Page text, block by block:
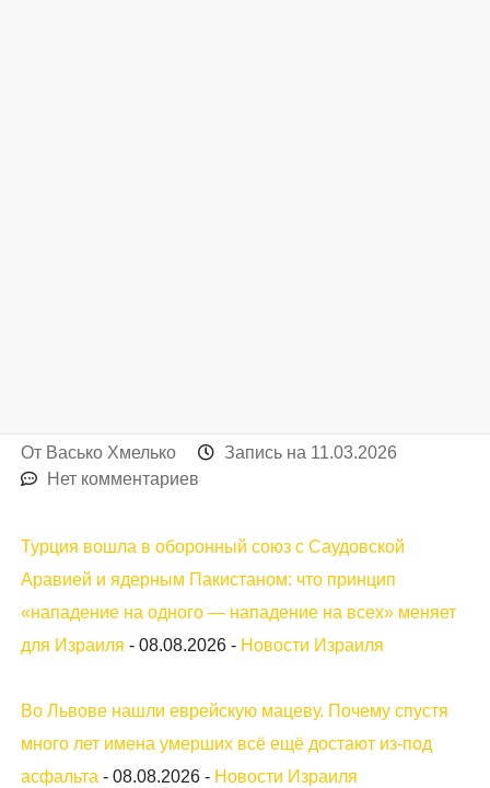
От Васько Хмелько Запись на 11.03.2026
Нет комментариев
Турция вошла в оборонный союз с Саудовской
Аравией и ядерным Пакистаном: что принцип
«нападение на одного — нападение на всех» меняет
для Израиля -08.08.2026 - Новости Израиля
Во Львове нашли еврейскую мацеву. Почему спустя
много лет имена умерших всё ещё достают из-под
асфальта -08.08.2026 - Новости Израиля